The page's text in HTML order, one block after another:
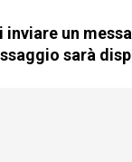
inviare un
sarà